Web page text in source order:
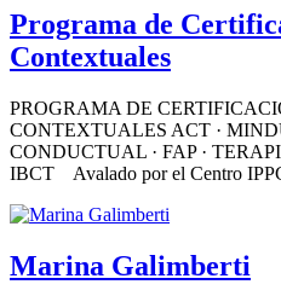
Programa de
Contextuales
PROGRAMA DE
CONTEXTUALES ACT ·
CONDUCTUAL · FAP ·
IBCT Avalado por el Centro
Marina Galimberti